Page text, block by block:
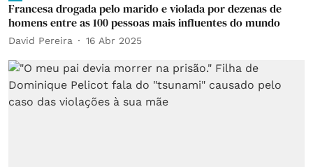
Francesa drogada pelo marido e violada por dezenas de
homens entre as 100 pessoas mais influentes do mundo
David Pereira 16 Abr 2025